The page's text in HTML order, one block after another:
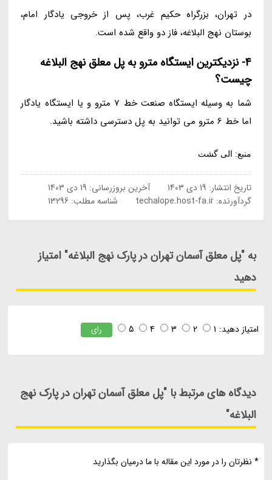
در تهران، بزرگراه حکیم غرب، پس از خروجی یادگار امام،
بوستان نهج البلاغه، فاز دو واقع شده است.
4- نزدیکترین ایستگاه مترو به پل معلق نهج البلاغه
چیست؟
شما به وسیله ایستگاه صنعت خط 7 مترو و یا ایستگاه یادگار
اما خط 6 مترو می توانید به پل دسترسی داشته باشید.
منبع: الی گشت
تاریخ انتشار: 19 دی 1403 آخرین بروزرسانی: 19 دی 1403
گردآورنده:techalope.host-fa.ir شناسه مطلب: 13296
به "پل معلق آسمان تهران در پارک نهج البلاغه" امتیاز
دهید
امتیاز دهید: 1
2
3
4
5 رای
دیدگاه های مرتبط با "پل معلق آسمان تهران در پارک نهج
البلاغه"
* نظرتان را در مورد این مقاله با ما درمیان بگذارید